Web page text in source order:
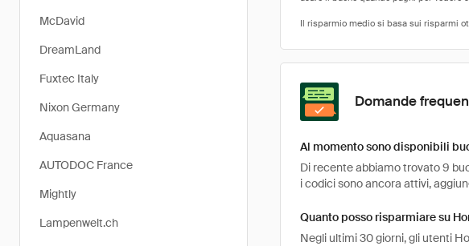
McDavid
DreamLand
Fuxtec Italy
Nixon Germany
Aquasana
AUTODOC France
Mightly
Lampenwelt.ch
Domande
Al momento sono disponibili
Di recente abbiamo trovato 9
i codici sono ancora attivi,
Quanto posso risparmiare su
Negli ultimi 30 giorni, gli utenti